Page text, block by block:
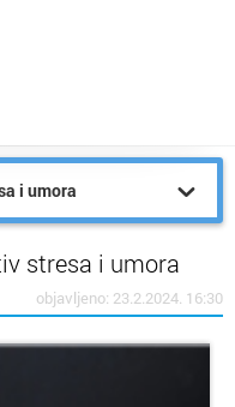
i umora
stresa i umora
objavljeno: 23.2.2024. 16:30